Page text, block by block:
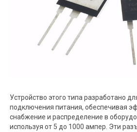
Устройство этого типа разработано
подключения питания, обеспечивая
снабжение и распределение в
используя от 5 до 1000 ампер. Эти